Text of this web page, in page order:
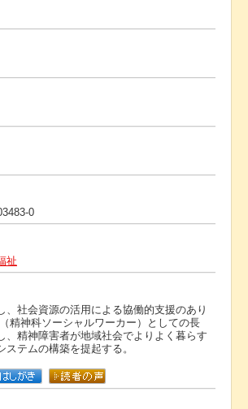
0
祉
、社会資源の活用による協働的支援のあり
精神科ソーシャルワーカー）としての長
、精神障害者が地域社会でよりよく暮らす
ステムの構築を提起する。